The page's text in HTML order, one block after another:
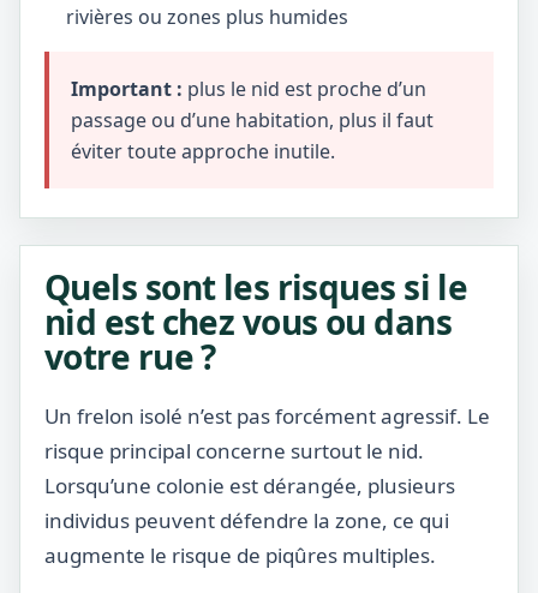
rivières ou zones plus humides
Important : plus le nid est proche d’un
passage ou d’une habitation, plus il faut
éviter toute approche inutile.
Quels sont les risques si le
nid est chez vous ou dans
votre rue ?
Un frelon isolé n’est pas forcément agressif. Le
risque principal concerne surtout le nid.
Lorsqu’une colonie est dérangée, plusieurs
individus peuvent défendre la zone, ce qui
augmente le risque de piqûres multiples.